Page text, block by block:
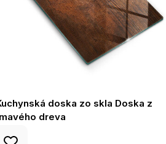
doska zo skla Doska z
dreva